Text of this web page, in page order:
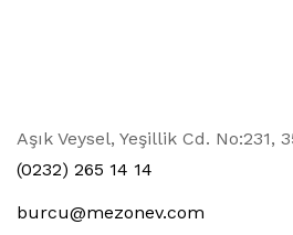
Aşık Veysel, Yeşillik Cd. No:231,
(0232) 265 14 14
burcu@mezonev.com